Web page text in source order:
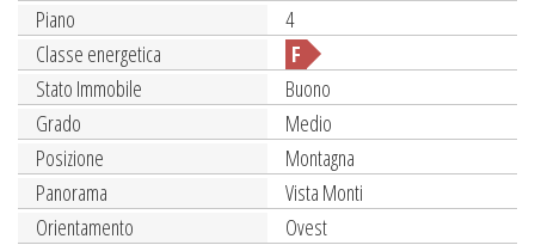
Piano
4
Classe energetica
F
Stato Immobile
Buono
Grado
Medio
Posizione
Montagna
Panorama
Vista Monti
Orientamento
Ovest